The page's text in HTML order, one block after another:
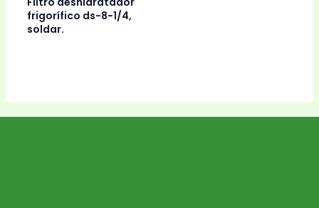
frigorífico ds-8-1/4,
soldar.